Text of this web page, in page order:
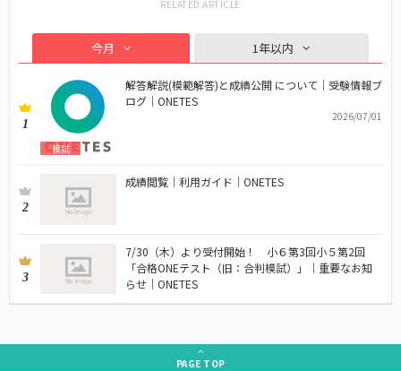
今月 1年以内
1
模試
解答解説(模範解答)と成績公開 について｜受験情報ブ
ログ｜ONETES
2026/07/01
2
成績閲覧｜利用ガイド｜ONETES
3
7/30（木）より受付開始！ 小６第3回小５第2回
「合格ONEテスト（旧：合判模試）」｜重要なお知
らせ｜ONETES
PAGE TOP